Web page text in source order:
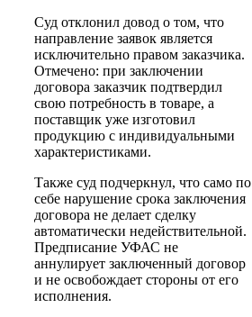
Суд отклонил довод о том, что
направление заявок является
исключительно правом заказчика.
Отмечено: при заключении
договора заказчик подтвердил
свою потребность в товаре, а
поставщик уже изготовил
продукцию с индивидуальными
характеристиками.
Также суд подчеркнул, что само по
себе нарушение срока заключения
договора не делает сделку
автоматически недействительной.
Предписание УФАС не
аннулирует заключенный договор
и не освобождает стороны от его
исполнения.